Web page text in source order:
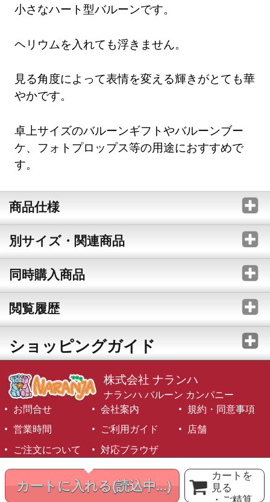
カートに入れる(読込中...)
カートを
見る
小さなハート型バルーンです。
ヘリウムを入れても浮きません。
見る角度によって表情を変える輝きがとても華
やかです。
卓上サイズのバルーンギフトやバルーンブー
ケ、フォトプロップス等の用途におすすめで
す。
商品仕様
別サイズ・関連商品
同時購入商品
閲覧履歴
ショッピングガイド
株式会社 ナランハ
ナランハ バルーン カンパニー
お問合せ
会社案内
規約・同意事項
営業時間
ご利用ガイド
店舗
ご注文について
対応ブラウザ
©1999-2026 NARANJA Inc. All Rights Reserved.